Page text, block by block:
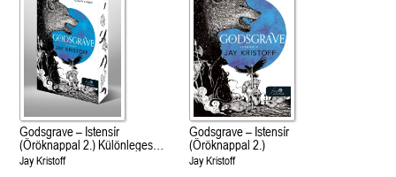
Godsgrave – Istensír
(Öröknappal 2.) Különleges
éldekorált kiadás!
Jay Kristoff
Godsgrave – Istensír
(Öröknappal 2.)
Jay Kristoff